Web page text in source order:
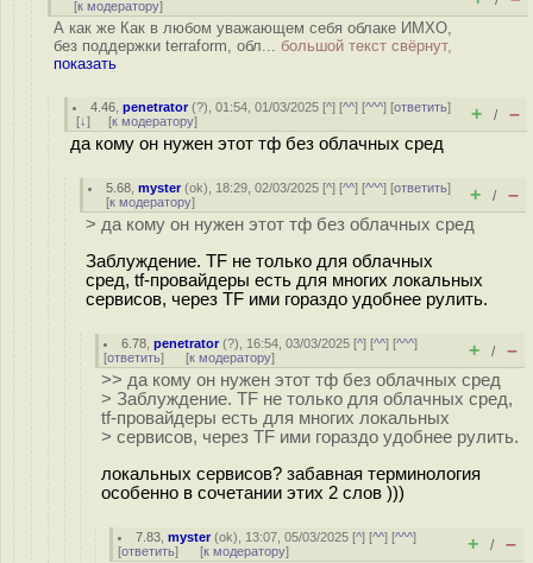
[к модератору]
А как же Как в любом уважающем себя облаке ИМХО,
без поддержки terraform, обл... большой текст свёрнут,
показать
4.46 ,penetrator(?), 01:54, 01/03/2025 [^] [^^] [^^^] [ответить]
[↓] [к модератору] + / –
да кому он нужен этот тф без облачных сред
5.68 ,myster(ok), 18:29, 02/03/2025 [^] [^^] [^^^] [ответить]
[к модератору] + / –
> да кому он нужен этот тф без облачных сред
Заблуждение. TF не только для облачных
сред, tf-провайдеры есть для многих локальных
сервисов, через TF ими гораздо удобнее рулить.
6.78 ,penetrator(?), 16:54, 03/03/2025 [^] [^^] [^^^]
[ответить] [к модератору] + / –
>> да кому он нужен этот тф без облачных сред
> Заблуждение. TF не только для облачных сред,
tf-провайдеры есть для многих локальных
> сервисов, через TF ими гораздо удобнее рулить.
локальных сервисов? забавная терминология
особенно в сочетании этих 2 слов )))
7.83 ,myster(ok), 13:07, 05/03/2025 [^] [^^] [^^^]
[ответить] [к модератору] + / –